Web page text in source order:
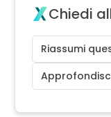
Chiedi
Riassumi